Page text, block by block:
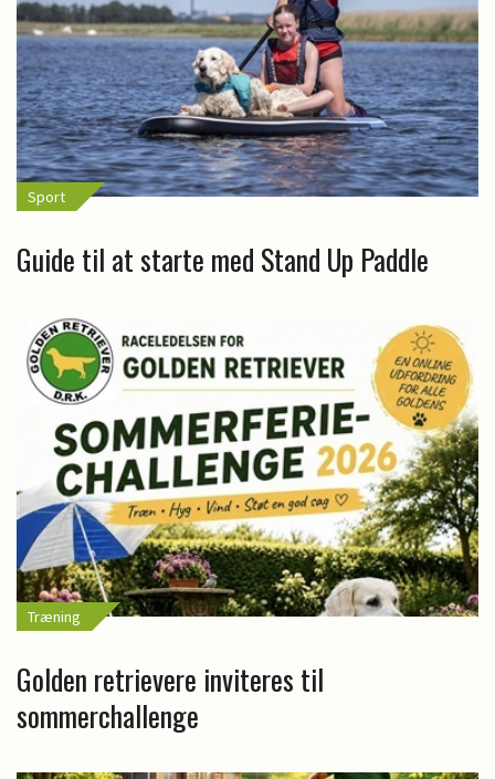
Sport
Guide til at starte med Stand Up Paddle
Træning
Golden retrievere inviteres til
sommerchallenge